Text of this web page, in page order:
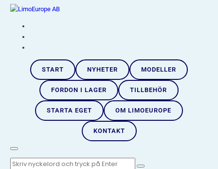
Hoppa
LimoEurope AB
Skandinaviens största limousineimportör |
START NYHETER MODELLER
FORDON I LAGER TILLBEHÖR
STARTA EGET OM LIMOEUROPE
KONTAKT
Sök